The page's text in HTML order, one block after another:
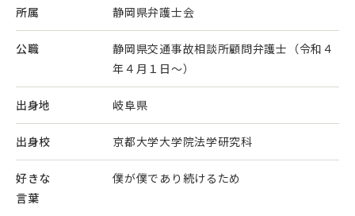
所属 静岡県弁護士会
公職
静岡県交通事故相談所顧問弁護士（令和４
年４月１日～）
出身地 岐阜県
出身校 京都大学大学院法学研究科
好きな
言葉
僕が僕であり続けるため